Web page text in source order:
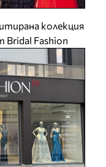
колекция
Fashion